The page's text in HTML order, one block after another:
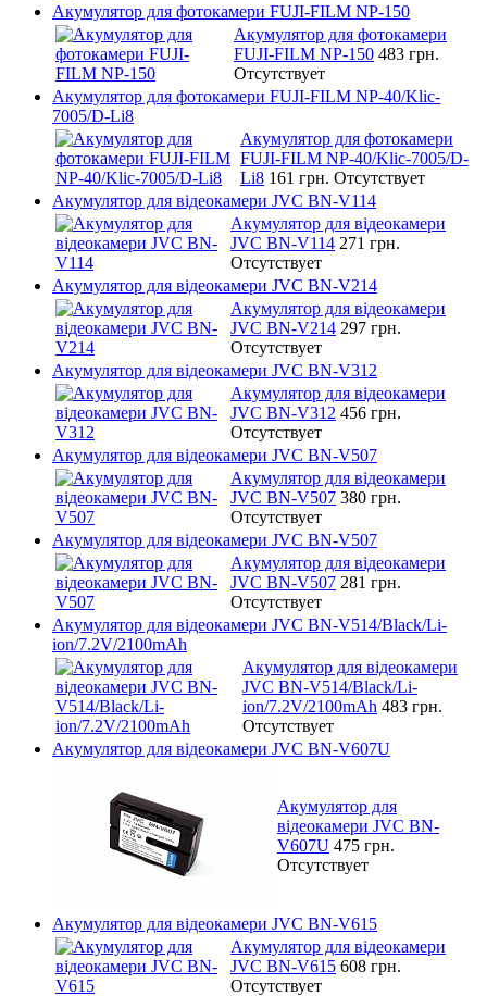
Акумулятор для фотокамери FUJI-FILM NP-150
Акумулятор для фотокамери
FUJI-FILM NP-150 483 грн.
Отсутствует
Акумулятор для фотокамери FUJI-FILM NP-40/Klic-
7005/D-Li8
Акумулятор для фотокамери
FUJI-FILM NP-40/Klic-7005/D-
Li8 161 грн. Отсутствует
Акумулятор для відеокамери JVC BN-V114
Акумулятор для відеокамери
JVC BN-V114 271 грн.
Отсутствует
Акумулятор для відеокамери JVC BN-V214
Акумулятор для відеокамери
JVC BN-V214 297 грн.
Отсутствует
Акумулятор для відеокамери JVC BN-V312
Акумулятор для відеокамери
JVC BN-V312 456 грн.
Отсутствует
Акумулятор для відеокамери JVC BN-V507
Акумулятор для відеокамери
JVC BN-V507 380 грн.
Отсутствует
Акумулятор для відеокамери JVC BN-V507
Акумулятор для відеокамери
JVC BN-V507 281 грн.
Отсутствует
Акумулятор для відеокамери JVC BN-V514/Black/Li-
ion/7.2V/2100mAh
Акумулятор для відеокамери
JVC BN-V514/Black/Li-
ion/7.2V/2100mAh 483 грн.
Отсутствует
Акумулятор для відеокамери JVC BN-V607U
Акумулятор для
відеокамери JVC BN-
V607U 475 грн.
Отсутствует
Акумулятор для відеокамери JVC BN-V615
Акумулятор для відеокамери
JVC BN-V615 608 грн.
Отсутствует